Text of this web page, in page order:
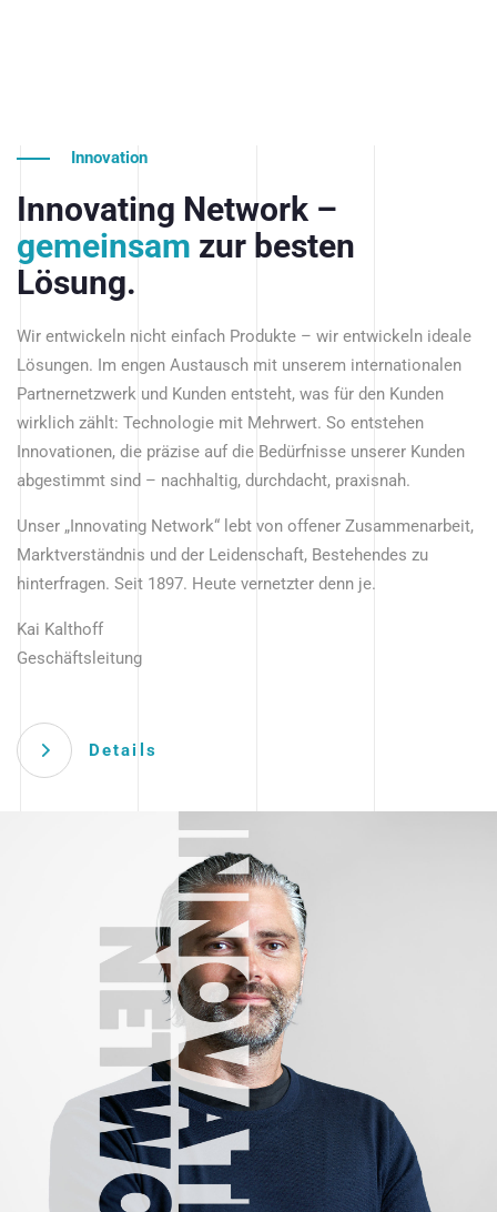
Innovation
Innovating Network –
gemeinsam zur besten
Lösung.
Wir entwickeln nicht einfach Produkte – wir entwickeln ideale
Lösungen. Im engen Austausch mit unserem internationalen
Partnernetzwerk und Kunden entsteht, was für den Kunden
wirklich zählt: Technologie mit Mehrwert. So entstehen
Innovationen, die präzise auf die Bedürfnisse unserer Kunden
abgestimmt sind – nachhaltig, durchdacht, praxisnah.
Unser „Innovating Network“ lebt von offener Zusammenarbeit,
Marktverständnis und der Leidenschaft, Bestehendes zu
hinterfragen. Seit 1897. Heute vernetzter denn je.
Kai Kalthoff
Geschäftsleitung
Details